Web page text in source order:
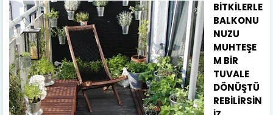
BİTKİLERLE
BALKONU
NUZU
MUHTEŞE
M BİR
TUVALE
DÖNÜŞTÜ
REBİLİRSİN